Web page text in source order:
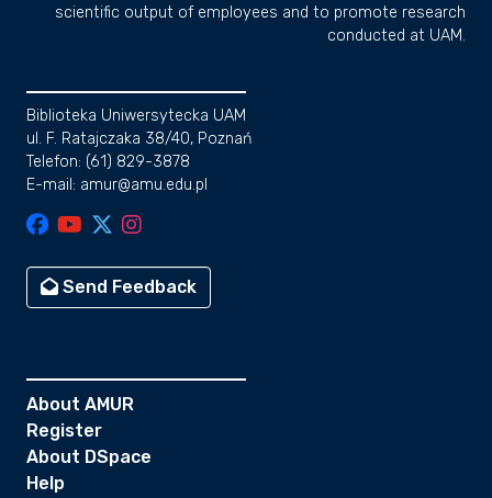
scientific output of employees and to promote research
conducted at UAM.
Biblioteka Uniwersytecka UAM
ul. F. Ratajczaka 38/40, Poznań
Telefon: (61) 829-3878
E-mail: amur@amu.edu.pl
Send Feedback
About AMUR
Register
About DSpace
Help